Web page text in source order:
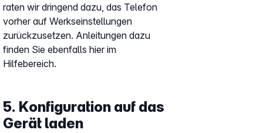
raten wir dringend dazu, das Telefon
vorher auf Werkseinstellungen
zurückzusetzen. Anleitungen dazu
finden Sie ebenfalls hier im
Hilfebereich.
5. Konfiguration auf das
Gerät laden